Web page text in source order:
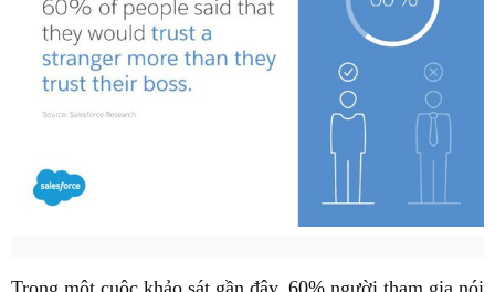
Trong một cuộc khảo sát gần đây, 60% người tham gia nói